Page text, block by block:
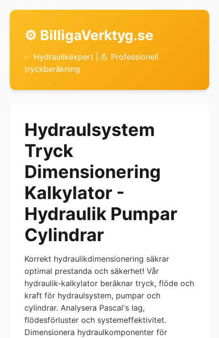
⚙️ BilligaVerktyg.se
✅ Hydraulikexpert | 💪 Professionell
tryckberäkning
Hydraulsystem
Tryck
Dimensionering
Kalkylator -
Hydraulik Pumpar
Cylindrar
Korrekt hydraulikdimensionering säkrar
optimal prestanda och säkerhet! Vår
hydraulik-kalkylator beräknar tryck, flöde och
kraft för hydraulsystem, pumpar och
cylindrar. Analysera Pascal's lag,
flödesförluster och systemeffektivitet.
Dimensionera hydraulkomponenter för